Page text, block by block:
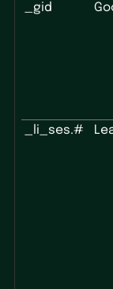
_gid
_li_ses.#